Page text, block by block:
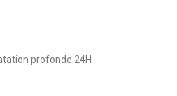
profonde 24H